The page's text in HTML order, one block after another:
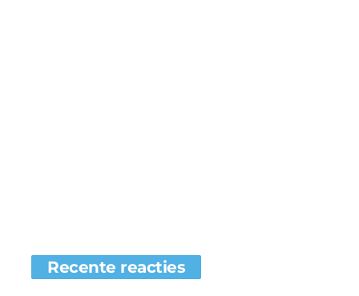
Recente reacties